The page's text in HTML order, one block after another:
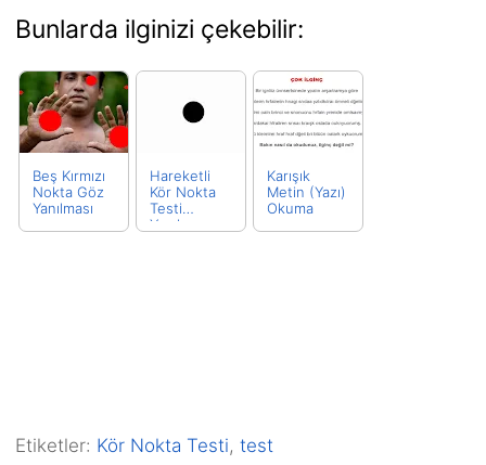
Bunlarda ilginizi çekebilir:
Beş Kırmızı
Nokta Göz
Yanılması
Hareketli
Kör Nokta
Testi
Yanılması
Karışık
Metin (Yazı)
Okuma
Etiketler: Kör Nokta Testi, test